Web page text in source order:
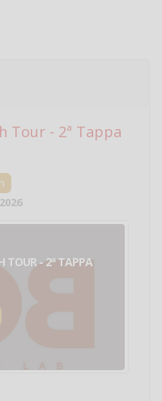
Tour - 2ª Tappa
TOUR - 2ª TAPPA